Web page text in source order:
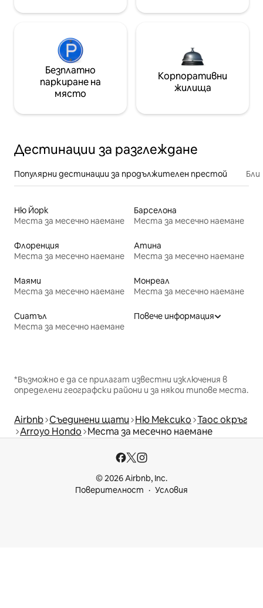
Безплатно
паркиране на
място
Корпоративни
жилища
Дестинации за разглеждане
Популярни дестинации за продължителен престой
Ню Йорк
Места за месечно наемане
Барселона
Места за месечно наемане
Флоренция
Места за месечно наемане
Атина
Места за месечно наемане
Маями
Места за месечно наемане
Монреал
Места за месечно наемане
Сиатъл
Места за месечно наемане
Повече информация
*Възможно е да се прилагат известни изключения в
определени географски райони и за някои типове места.
Airbnb Съединени щати Ню Мексико Таос окръг
Arroyo Hondo Места за месечно наемане
© 2026 Airbnb, Inc.
Поверителност
Условия